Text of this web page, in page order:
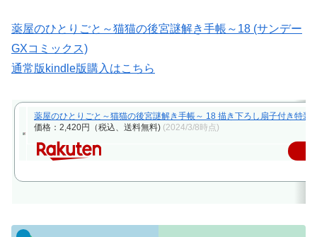
薬屋のひとりごと～猫猫の後宮謎解き手帳～18 (サンデー
GXコミックス)
通常版kindle版購入はこちら
薬屋のひとりごと～猫猫の後宮謎解き手帳～ 18 描き下ろし扇子付き特装
価格：2,420円（税込、送料無料) (2024/3/8時点)